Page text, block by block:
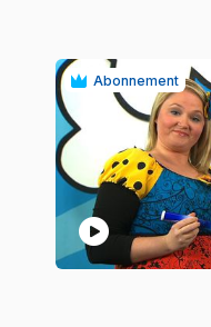
Abonnement
play_circle